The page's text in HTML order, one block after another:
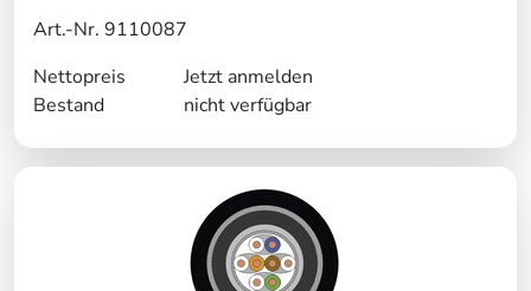
Art.-Nr. 9110087
Nettopreis
Jetzt anmelden
Bestand
nicht verfügbar